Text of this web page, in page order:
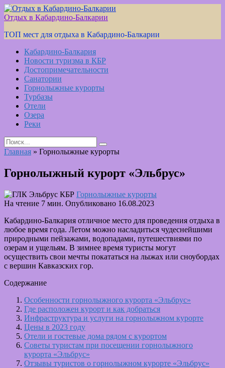
Skip
to
Отдых в Кабардино-Балкарии
ТОП мест для отдыха в Кабардино-Балкарии
Кабардино-Балкария
Новости туризма в КБР
Достопримечательности
Санатории
Горнолыжные курорты
Турбазы
Отели
Озера
Реки
Search
for:
Главная » Горнолыжные курорты
Горнолыжный курорт «Эльбрус»
Горнолыжные курорты
На чтение 7 мин. Опубликовано 16.08.2023
Кабардино-Балкария отличное место для проведения отдыха в
любое время года. Летом можно насладиться чудеснейшими
природными пейзажами, водопадами, путешествиями по
озерам и ущельям. В зимнее время туристы могут
осуществить свои мечты покататься на лыжах или сноубордах
с вершин Кавказских гор.
Содержание
Особенности горнолыжного курорта «Эльбрус»
Где расположен курорт и как добраться
Инфраструктура и услуги на горнолыжном курорте
Цены в 2023 году
Отели и гостевые дома рядом с курортом
Советы туристам при посещении горнолыжного
курорта «Эльбрус»
Отзывы туристов о горнолыжном курорте «Эльбрус»